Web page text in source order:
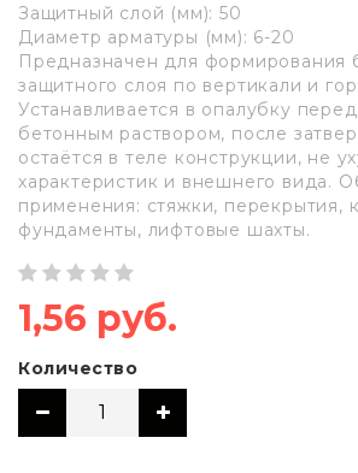
Защитный слой (мм): 50
Диаметр арматуры (мм): 6-20
Предназначен для формирования
защитного слоя по вертикали и
Устанавливается в опалубку
бетонным раствором, после
остаётся в теле конструкции, не
характеристик и внешнего вида.
применения: стяжки, перекрытия,
фундаменты, лифтовые шахты.
1,56 руб.
Количество